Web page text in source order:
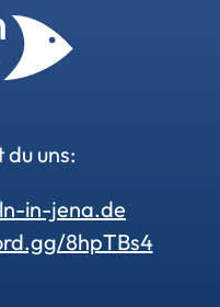
uns:
in-jena.de
8hpTBs4